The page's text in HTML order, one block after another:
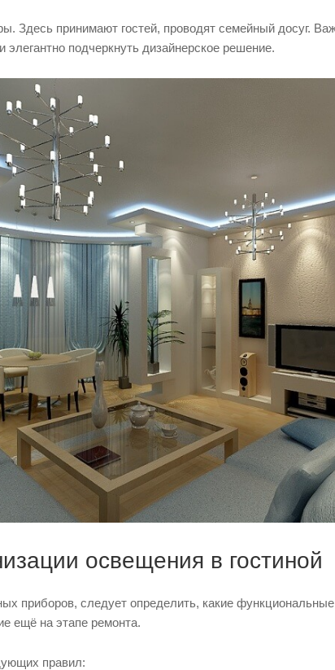
Здесь принимают гостей, проводят семейный досуг.
подчеркнуть дизайнерское решение.
освещения в гостиной
приборов, следует определить, какие
ещё на этапе ремонта.
правил: